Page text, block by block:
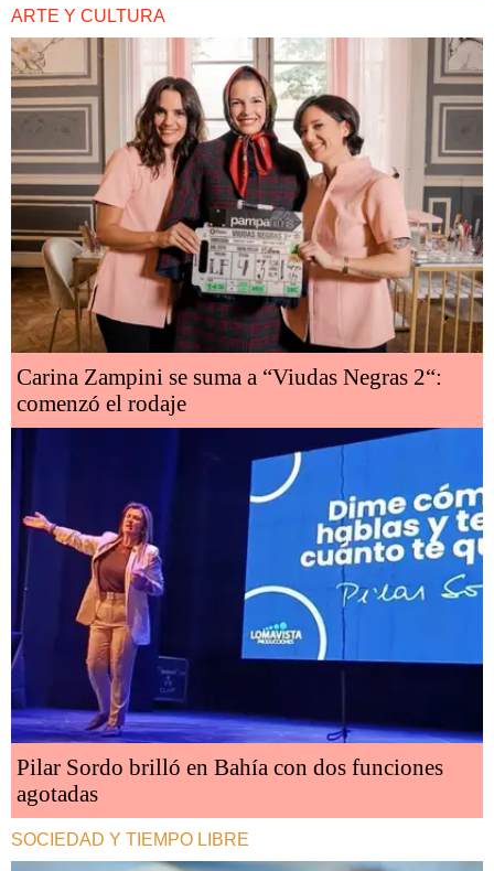
ARTE Y CULTURA
Carina Zampini se suma a “Viudas Negras 2“:
comenzó el rodaje
Pilar Sordo brilló en Bahía con dos funciones
agotadas
SOCIEDAD Y TIEMPO LIBRE